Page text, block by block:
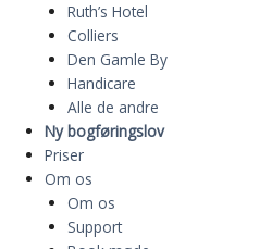
Ruth’s Hotel
Colliers
Den Gamle By
Handicare
Alle de andre
Ny bogføringslov
Priser
Om os
Om os
Support